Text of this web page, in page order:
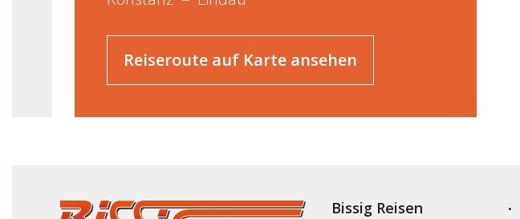
Reiseroute auf Karte ansehen
Bissig Reisen